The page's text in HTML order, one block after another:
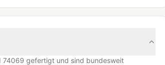
74069 gefertigt und sind bundesweit